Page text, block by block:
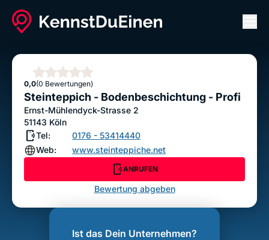
Steinteppich - Bodenbeschichtung - Profi
0,0
Sterne
(0 Bewertungen)
Steinteppich - Bodenbeschichtung - Profi
Ernst-Mühlendyck-Strasse 2
51143 Köln
Tel:
0176 - 53414440
Web:
www.steinteppiche.net
ANRUFEN
Bewertung abgeben
Ist das Dein Unternehmen?